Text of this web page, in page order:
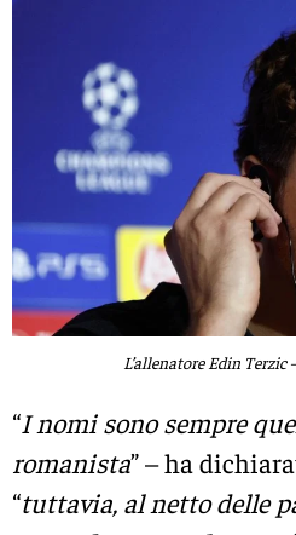
L’allenatore Edin Terzic
“I nomi sono sempre
romanista” – ha
“tuttavia, al netto delle